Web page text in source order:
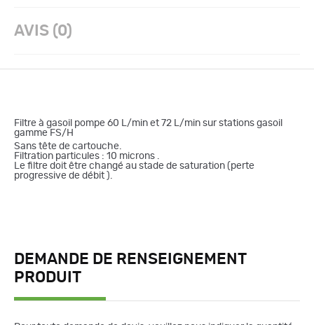
AVIS (0)
Filtre à gasoil pompe 60 L/min et 72 L/min sur stations gasoil
gamme FS/H
Sans tête de cartouche.
Filtration particules : 10 microns .
Le filtre doit être changé au stade de saturation (perte
progressive de débit ).
DEMANDE DE RENSEIGNEMENT
PRODUIT